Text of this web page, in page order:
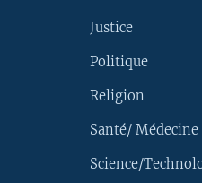
Justice
Politique
Religion
Santé/ Médecine
Science/